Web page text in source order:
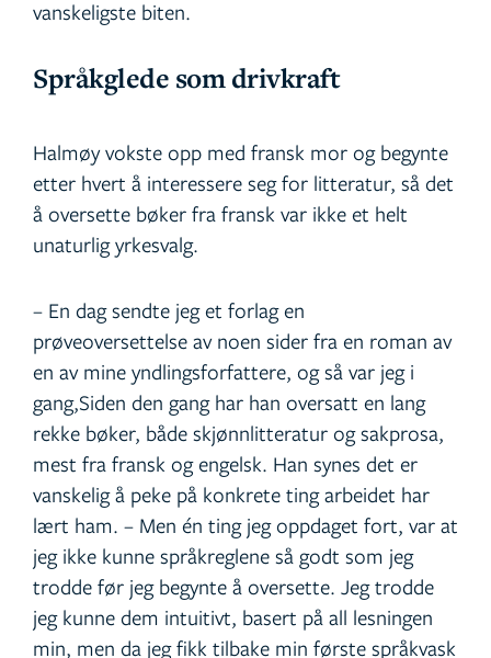
vanskeligste biten.
Språkglede som drivkraft
Halmøy vokste opp med fransk mor og begynte
etter hvert å interessere seg for litteratur, så det
å oversette bøker fra fransk var ikke et helt
unaturlig yrkesvalg.
– En dag sendte jeg et forlag en
prøveoversettelse av noen sider fra en roman av
en av mine yndlingsforfattere, og så var jeg i
gang,Siden den gang har han oversatt en lang
rekke bøker, både skjønnlitteratur og sakprosa,
mest fra fransk og engelsk. Han synes det er
vanskelig å peke på konkrete ting arbeidet har
lært ham. – Men én ting jeg oppdaget fort, var at
jeg ikke kunne språkreglene så godt som jeg
trodde før jeg begynte å oversette. Jeg trodde
jeg kunne dem intuitivt, basert på all lesningen
min, men da jeg fikk tilbake min første språkvask